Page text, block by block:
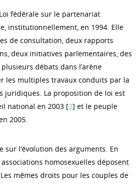
fédérale sur le partenariat
institutionnellement, en 1994. Elle
de consultation, deux rapports
deux initiatives parlementaires, des
débats dans l’arène
les multiples travaux conduits par la
juridiques. La proposition de loi est
national en 2003 [2] et le peuple
2005.
sur l’évolution des arguments. En
homosexuelles déposent
mêmes droits pour les couples de